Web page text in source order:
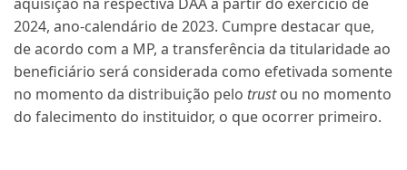
2024, ano-calendário de 2023. Cumpre destacar que,
de acordo com a MP, a transferência da titularidade ao
beneficiário será considerada como efetivada somente
no momento da distribuição pelo trustou no momento
do falecimento do instituidor, o que ocorrer primeiro.